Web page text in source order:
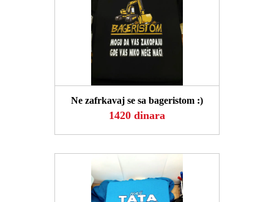
Ne zafrkavaj se sa bageristom :)
1420 dinara